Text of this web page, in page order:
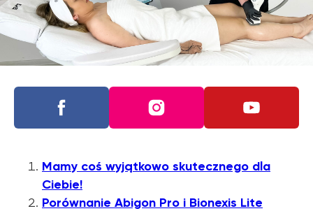
Mamy coś wyjątkowo skutecznego dla
Ciebie!
Porównanie Abigon Pro i Bionexis Lite